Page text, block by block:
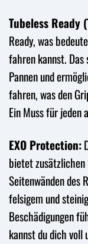
Tubeless Ready
Ready, was
fahren kannst.
Pannen und
fahren, was den
Ein Muss für
EXO Protection:
bietet
Seitenwänden des
felsigem und
Beschädigungen
kannst du dich voll